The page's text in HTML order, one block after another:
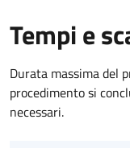
Tempi e
Durata massima del
procedimento si
necessari.